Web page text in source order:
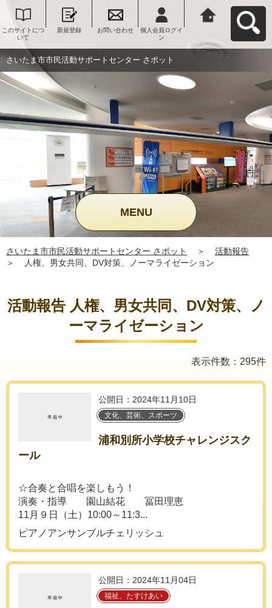
このサイトにつ
いて
新規登録 お問い合わせ
個人会員ログイ
ン
ンター さポット
へ戻る
さいたま市市民活動サポートセンター さポット
MENU
さいたま市市民活動サポートセンター さポット ＞
活動報告
＞
人権、男女共同、DV対策、ノーマライゼーション
活動報告 人権、男女共同、DV対策、ノ
ーマライゼーション
表示件数：295件
公開日：2024年11月10日
文化、芸術、スポーツ
浦和別所小学校チャレンジスク
ール
☆合奏と合唱を楽しもう！
演奏・指導 園山結花 冨田理恵
11月９日（土）10:00～11:3...
ピアノアンサンブルチェリッシュ
公開日：2024年11月04日
福祉、たすけあい